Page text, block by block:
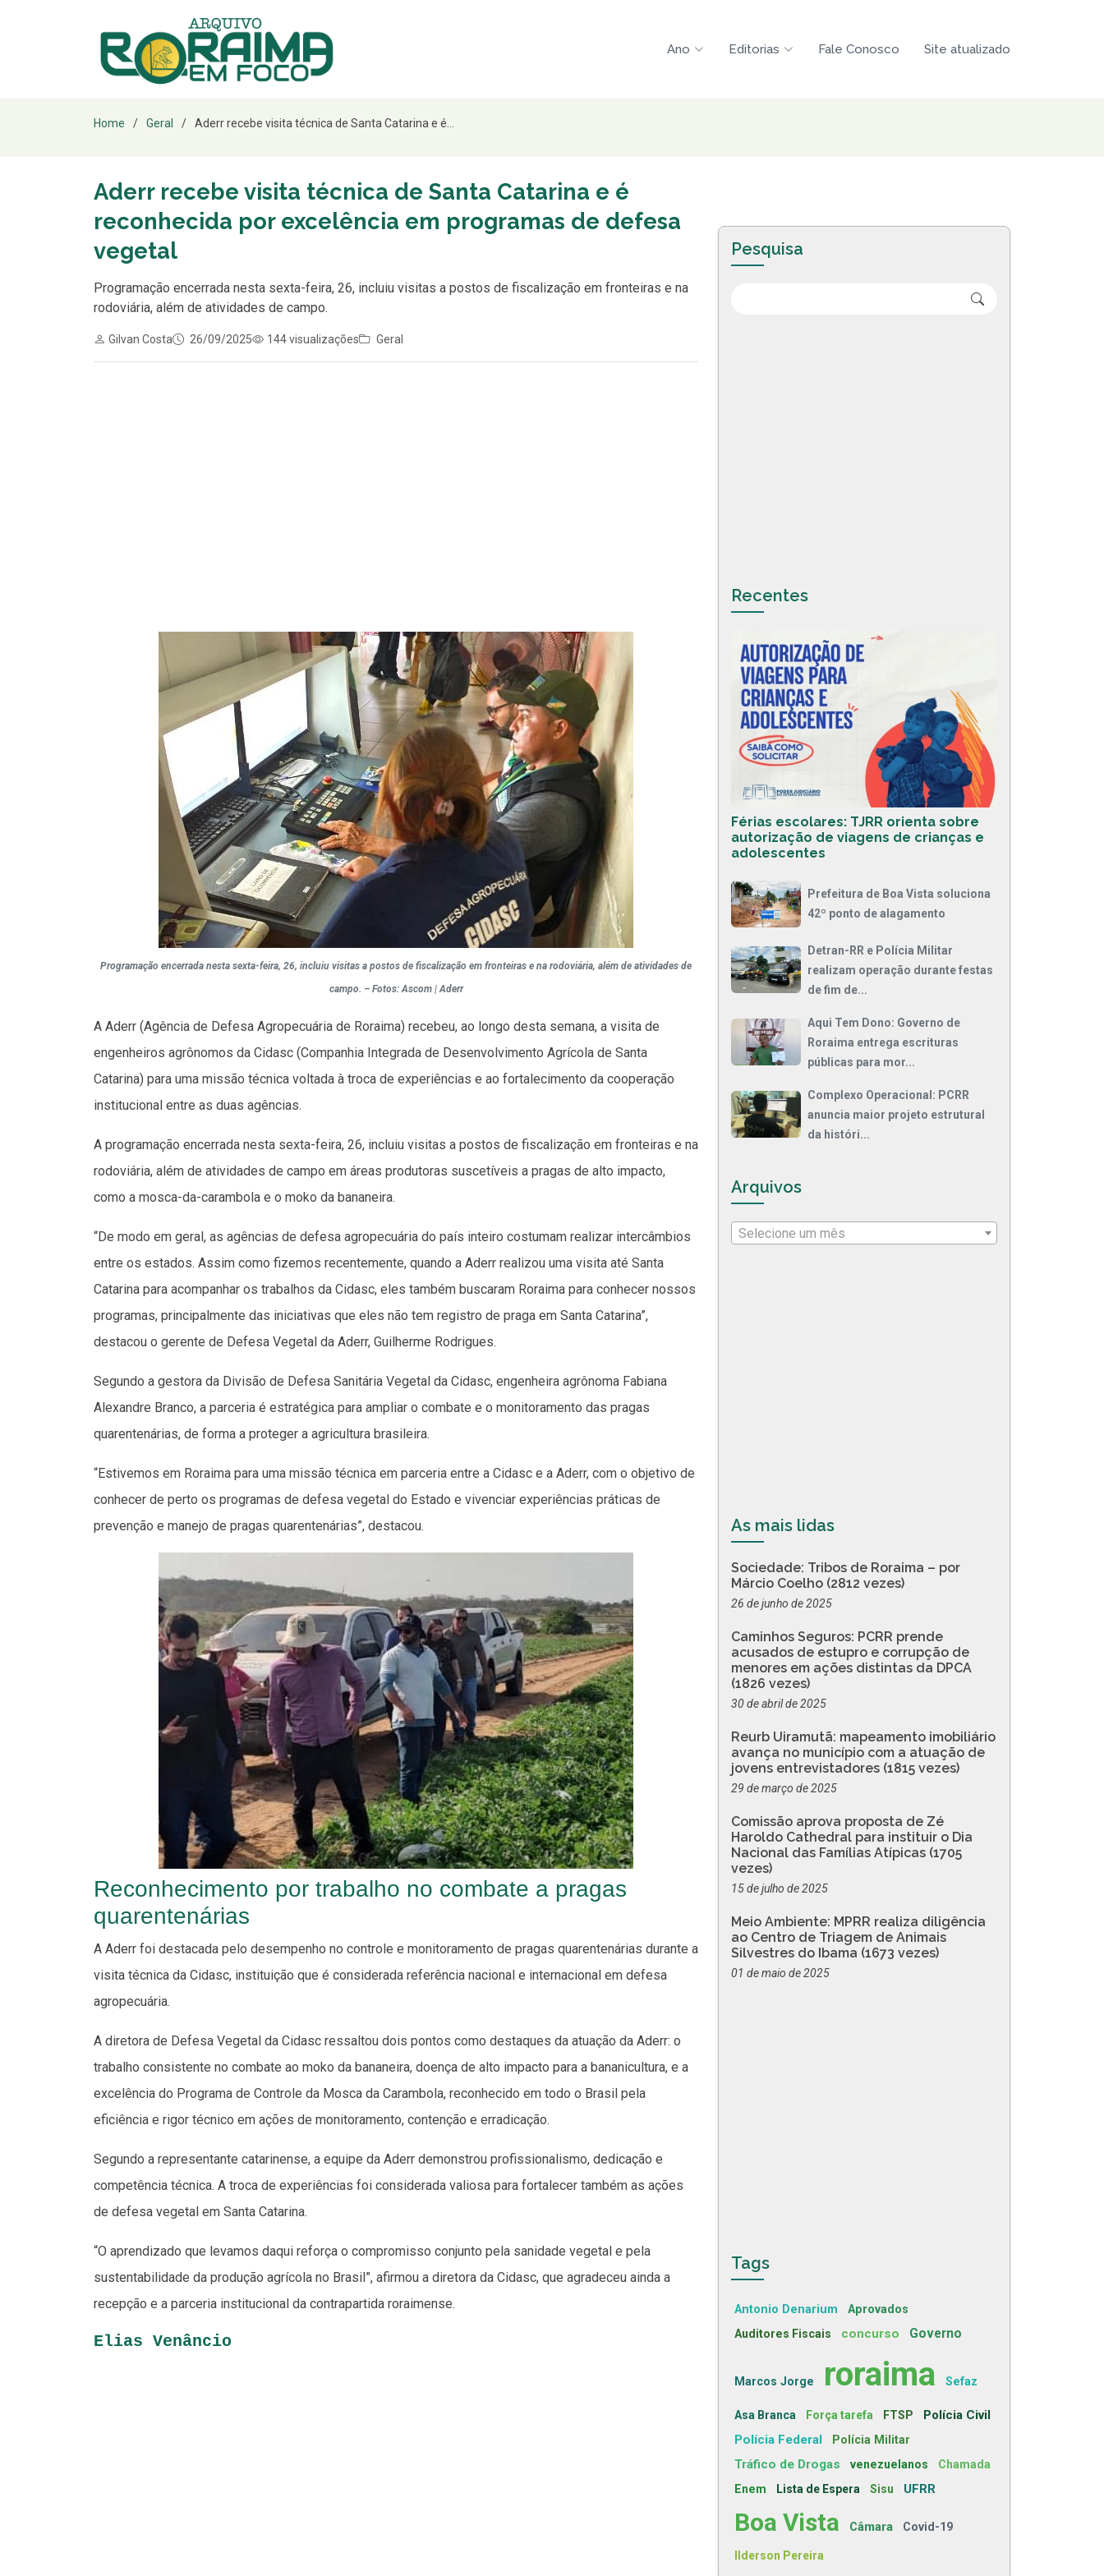
Ano Editorias Fale Conosco Site atualizado
Home Geral Aderr recebe visita técnica de Santa Catarina e é...
Aderr recebe visita técnica de Santa Catarina e é
reconhecida por excelência em programas de defesa
vegetal
Programação encerrada nesta sexta-feira, 26, incluiu visitas a postos de fiscalização em fronteiras e na
rodoviária, além de atividades de campo.
Gilvan Costa 26/09/2025 144 visualizações Geral
Programação encerrada nesta sexta-feira, 26, incluiu visitas a postos de fiscalização em fronteiras e na rodoviária, além de atividades de
campo. – Fotos: Ascom | Aderr
A Aderr (Agência de Defesa Agropecuária de Roraima) recebeu, ao longo desta semana, a visita de
engenheiros agrônomos da Cidasc (Companhia Integrada de Desenvolvimento Agrícola de Santa
Catarina) para uma missão técnica voltada à troca de experiências e ao fortalecimento da cooperação
institucional entre as duas agências.
A programação encerrada nesta sexta-feira, 26, incluiu visitas a postos de fiscalização em fronteiras e na
rodoviária, além de atividades de campo em áreas produtoras suscetíveis a pragas de alto impacto,
como a mosca-da-carambola e o moko da bananeira.
“De modo em geral, as agências de defesa agropecuária do país inteiro costumam realizar intercâmbios
entre os estados. Assim como fizemos recentemente, quando a Aderr realizou uma visita até Santa
Catarina para acompanhar os trabalhos da Cidasc, eles também buscaram Roraima para conhecer nossos
programas, principalmente das iniciativas que eles não tem registro de praga em Santa Catarina”,
destacou o gerente de Defesa Vegetal da Aderr, Guilherme Rodrigues.
Segundo a gestora da Divisão de Defesa Sanitária Vegetal da Cidasc, engenheira agrônoma Fabiana
Alexandre Branco, a parceria é estratégica para ampliar o combate e o monitoramento das pragas
quarentenárias, de forma a proteger a agricultura brasileira.
“Estivemos em Roraima para uma missão técnica em parceria entre a Cidasc e a Aderr, com o objetivo de
conhecer de perto os programas de defesa vegetal do Estado e vivenciar experiências práticas de
prevenção e manejo de pragas quarentenárias”, destacou.
Reconhecimento por trabalho no combate a pragas
quarentenárias
A Aderr foi destacada pelo desempenho no controle e monitoramento de pragas quarentenárias durante a
visita técnica da Cidasc, instituição que é considerada referência nacional e internacional em defesa
agropecuária.
A diretora de Defesa Vegetal da Cidasc ressaltou dois pontos como destaques da atuação da Aderr: o
trabalho consistente no combate ao moko da bananeira, doença de alto impacto para a bananicultura, e a
excelência do Programa de Controle da Mosca da Carambola, reconhecido em todo o Brasil pela
eficiência e rigor técnico em ações de monitoramento, contenção e erradicação.
Segundo a representante catarinense, a equipe da Aderr demonstrou profissionalismo, dedicação e
competência técnica. A troca de experiências foi considerada valiosa para fortalecer também as ações
de defesa vegetal em Santa Catarina.
“O aprendizado que levamos daqui reforça o compromisso conjunto pela sanidade vegetal e pela
sustentabilidade da produção agrícola no Brasil”, afirmou a diretora da Cidasc, que agradeceu ainda a
recepção e a parceria institucional da contrapartida roraimense.
Elias Venâncio
Pesquisa
Recentes
Férias escolares: TJRR orienta sobre
autorização de viagens de crianças e
adolescentes
Prefeitura de Boa Vista soluciona
42º ponto de alagamento
Detran-RR e Polícia Militar
realizam operação durante festas
de fim de...
Aqui Tem Dono: Governo de
Roraima entrega escrituras
públicas para mor...
Complexo Operacional: PCRR
anuncia maior projeto estrutural
da históri...
Arquivos
Selecione um mês
As mais lidas
Sociedade: Tribos de Roraima – por
Márcio Coelho (2812 vezes)
26 de junho de 2025
Caminhos Seguros: PCRR prende
acusados de estupro e corrupção de
menores em ações distintas da DPCA
(1826 vezes)
30 de abril de 2025
Reurb Uiramutã: mapeamento imobiliário
avança no município com a atuação de
jovens entrevistadores (1815 vezes)
29 de março de 2025
Comissão aprova proposta de Zé
Haroldo Cathedral para instituir o Dia
Nacional das Famílias Atípicas (1705
vezes)
15 de julho de 2025
Meio Ambiente: MPRR realiza diligência
ao Centro de Triagem de Animais
Silvestres do Ibama (1673 vezes)
01 de maio de 2025
Tags
Antonio Denarium Aprovados
Auditores Fiscais concurso Governo
Marcos Jorge roraima Sefaz
Asa Branca Força tarefa FTSP
Polícia Civil
Polícia Federal
Polícia Militar
Tráfico de Drogas venezuelanos
Chamada
Enem
Lista de Espera Sisu UFRR
Boa Vista Câmara Covid-19
Ilderson Pereira